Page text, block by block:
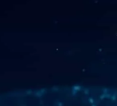
Ensuite, la formation en
nécessaires pour mettre en
déchets. Les
méthodes de tri
gestion des déchets. Cela
l'enfouissement et de